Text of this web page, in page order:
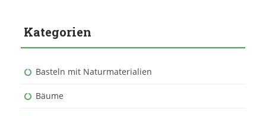
Kategorien
Basteln mit Naturmaterialien
Bäume